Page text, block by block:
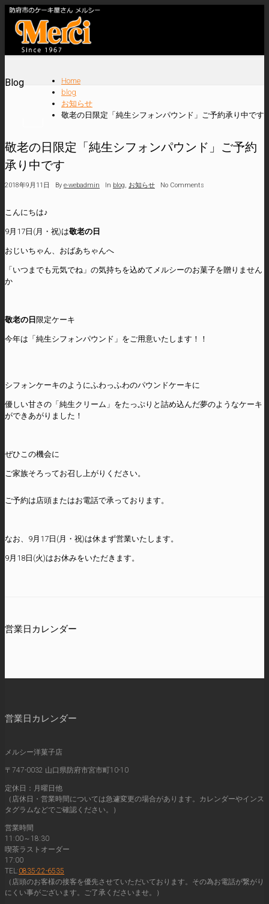
Blog
Home
blog
お知らせ
敬老の日限定「純生シフォンパウンド」ご予約承り中です
敬老の日限定「純生シフォンパウンド」ご予約
承り中です
2018年9月11日 By e-webadmin In blog お知らせ No Comments
こんにちは♪
9月17日(月・祝)は敬老の日
おじいちゃん、おばあちゃんへ
「いつまでも元気でね」の気持ちを込めてメルシーのお菓子を贈りません
か
敬老の日限定ケーキ
今年は「純生シフォンパウンド」をご用意いたします！！
シフォンケーキのようにふわっふわのパウンドケーキに
優しい甘さの「純生クリーム」をたっぷりと詰め込んだ夢のようなケーキ
ができあがりました！
ぜひこの機会に
ご家族そろってお召し上がりください。
ご予約は店頭またはお電話で承っております。
なお、9月17日(月・祝)は休まず営業いたします。
9月18日(火)はお休みをいただきます。
営業日カレンダー
営業日カレンダー
メルシー洋菓子店
〒747-0032 山口県防府市宮市町10-10
定休日：月曜日他
（店休日・営業時間については急遽変更の場合があります。カレンダーやインス
タグラムなどでご確認ください。）
営業時間
11:00～18:30
喫茶ラストオーダー
17:00
TEL:0835-22-6535
（店頭のお客様の接客を優先させていただいております。その為お電話が繋がり
にくい事がございます。ご了承くださいませ。）